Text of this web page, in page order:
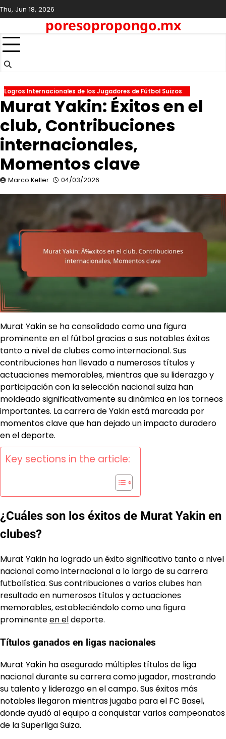
Skip
to
Thu, Jun 18, 2026
poresopropongo.mx
Logros Internacionales de los Jugadores de Fútbol Suizos
Murat Yakin: Éxitos en el
club, Contribuciones
internacionales,
Momentos clave
Marco Keller 04/03/2026
Murat Yakin se ha consolidado como una figura
prominente en el fútbol gracias a sus notables éxitos
tanto a nivel de clubes como internacional. Sus
contribuciones han llevado a numerosos títulos y
actuaciones memorables, mientras que su liderazgo y
participación con la selección nacional suiza han
moldeado significativamente su dinámica en los torneos
importantes. La carrera de Yakin está marcada por
momentos clave que han dejado un impacto duradero
en el deporte.
Key sections in the article:
¿Cuáles son los éxitos de Murat Yakin en
clubes?
Murat Yakin ha logrado un éxito significativo tanto a nivel
nacional como internacional a lo largo de su carrera
futbolística. Sus contribuciones a varios clubes han
resultado en numerosos títulos y actuaciones
memorables, estableciéndolo como una figura
prominenteen eldeporte.
Títulos ganados en ligas nacionales
Murat Yakin ha asegurado múltiples títulos de liga
nacional durante su carrera como jugador, mostrando
su talento y liderazgo en el campo. Sus éxitos más
notables llegaron mientras jugaba para el FC Basel,
donde ayudó al equipo a conquistar varios campeonatos
de la Superliga Suiza.